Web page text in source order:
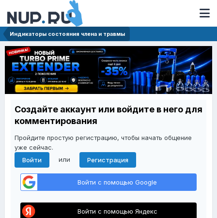
Индикаторы состояния члена и травмы
Создайте аккаунт или войдите в него для
комментирования
Пройдите простую регистрацию, чтобы начать общение
уже сейчас.
Войти
или Регистрация
Войти с помощью Google
Войти с помощью Яндекс